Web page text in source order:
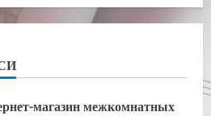
магазин межкомнатных